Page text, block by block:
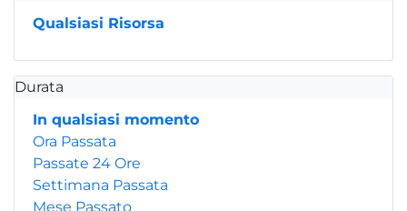
Qualsiasi Risorsa
Durata
In qualsiasi momento
Ora Passata
Passate 24 Ore
Settimana Passata
Mese Passato